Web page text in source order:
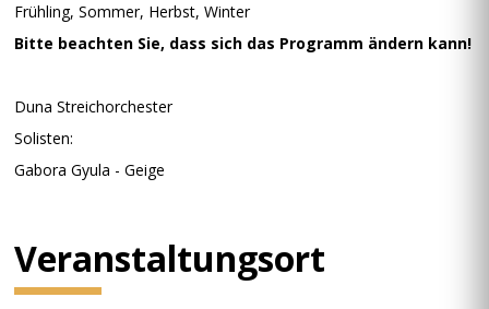
Frühling, Sommer, Herbst, Winter
Bitte beachten Sie, dass sich das Programm ändern kann!
Duna Streichorchester
Solisten:
Gabora Gyula - Geige
Veranstaltungsort